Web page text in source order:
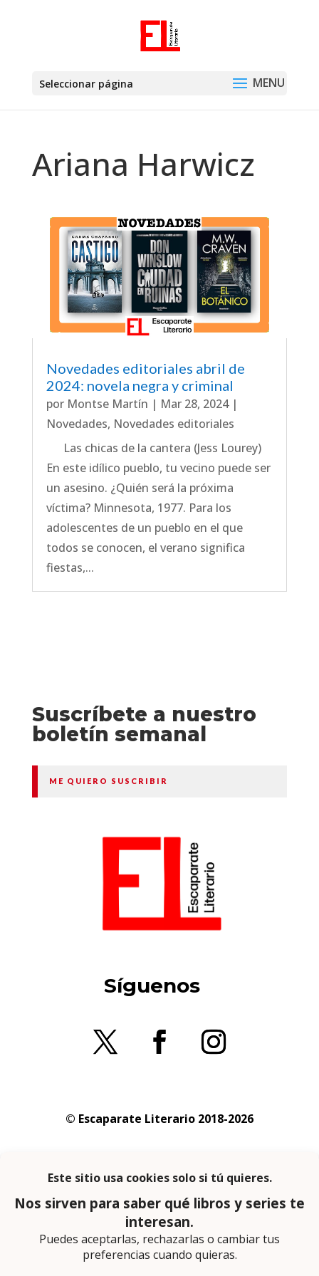
Seleccionar página
Ariana Harwicz
Novedades editoriales abril de
2024: novela negra y criminal
por Montse Martín | Mar 28, 2024|
Novedades, Novedades editoriales
Las chicas de la cantera (Jess Lourey)
En este idílico pueblo, tu vecino puede ser
un asesino. ¿Quién será la próxima
víctima? Minnesota, 1977. Para los
adolescentes de un pueblo en el que
todos se conocen, el verano significa
fiestas,...
Suscríbete a nuestro
boletín semanal
ME QUIERO SUSCRIBIR
Síguenos
© Escaparate Literario 2018-2026
privacidad
En calidad de afiliado de Amazon obtengo
ingresos por las compras adscritas que